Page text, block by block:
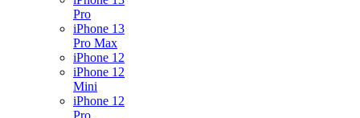
Pro
iPhone 13
Pro Max
iPhone 12
iPhone 12
Mini
iPhone 12
Pro